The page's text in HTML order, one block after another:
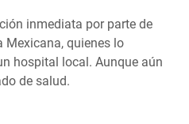
inmediata por parte de
Mexicana, quienes lo
hospital local. Aunque aún
de salud.